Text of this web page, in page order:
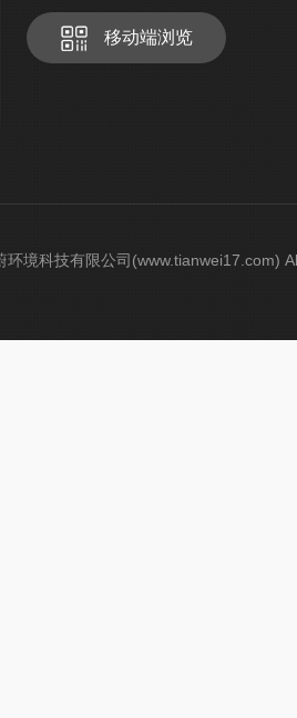
移动端浏览
环境科技有限公司(www.tianwei17.com)